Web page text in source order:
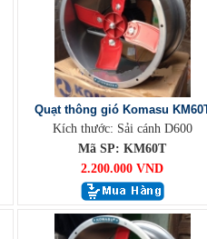
Quạt thông gió Komasu
Kích thước: Sải cánh D600
Mã SP: KM60T
2.200.000 VND